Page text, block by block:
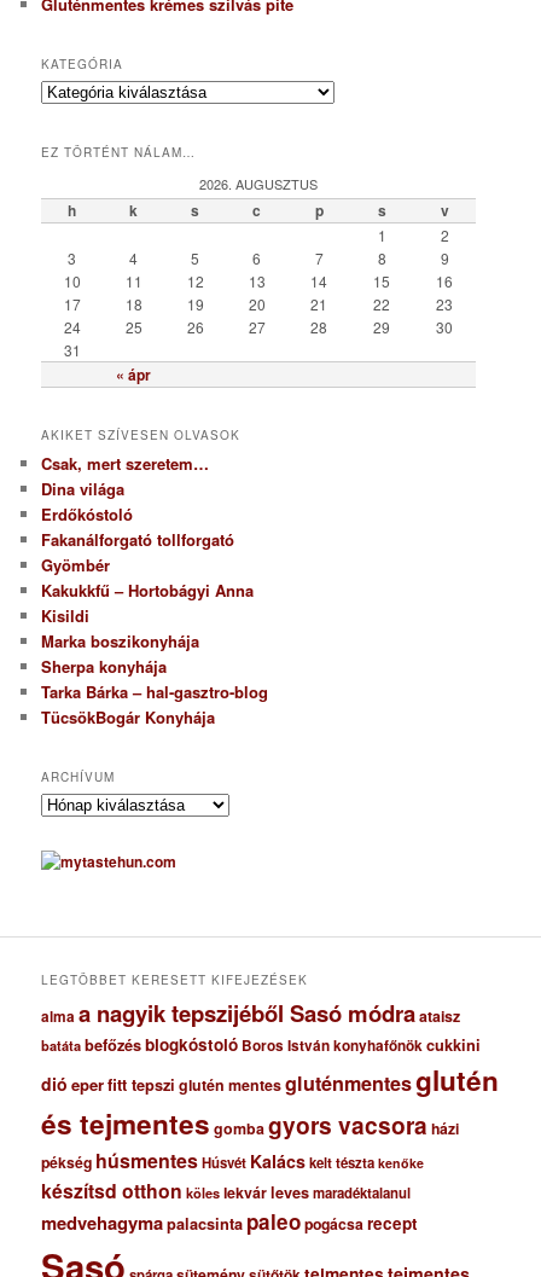
KATEGÓRIA
K
e
ó
r
EZ TÖRTÉNT NÁLAM…
2026. AUGUSZTUS
h k s c p s v
« ápr
1
2
3
4 5 6 7 8
9
10
11 12 13 14 15
16
17
18 19 20 21 22
23
24
25 26 27 28 29
30
31
AKIKET SZÍVESEN OLVASOK
Csak, mert szeretem…
Dina világa
Erdőkóstoló
Fakanálforgató tollforgató
Gyömbér
Kakukkfű – Hortobágyi Anna
Kisildi
Marka boszikonyhája
Sherpa konyhája
Tarka Bárka – hal-gasztro-blog
TücsökBogár Konyhája
ARCHÍVUM
A
c
h
u
LEGTÖBBET KERESETT KIFEJEZÉSEK
almaa nagyik tepszijéből Sasó módraataisz
batáta befőzésblogkóstoló Boros István konyhafőnökcukkini
dió eperfitt tepszi glutén mentesgluténmentesglutén
és tejmentes gombagyors vacsora házi
pékség húsmentesHúsvét Kalácskelt tészta kenőke
készítsd otthon köles lekvárlevesmaradéktalanul
medvehagymapalacsinta paleopogácsarecept
Sasó